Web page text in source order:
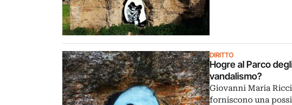
DIRITTO
Hogre al Parco
vandalismo?
Giovanni Maria
forniscono una